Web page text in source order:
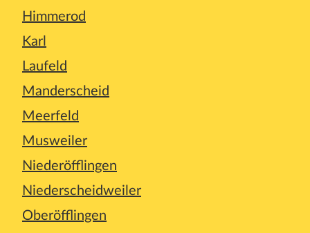
Himmerod
Karl
Laufeld
Manderscheid
Meerfeld
Musweiler
Niederöfflingen
Niederscheidweiler
Oberöfflingen